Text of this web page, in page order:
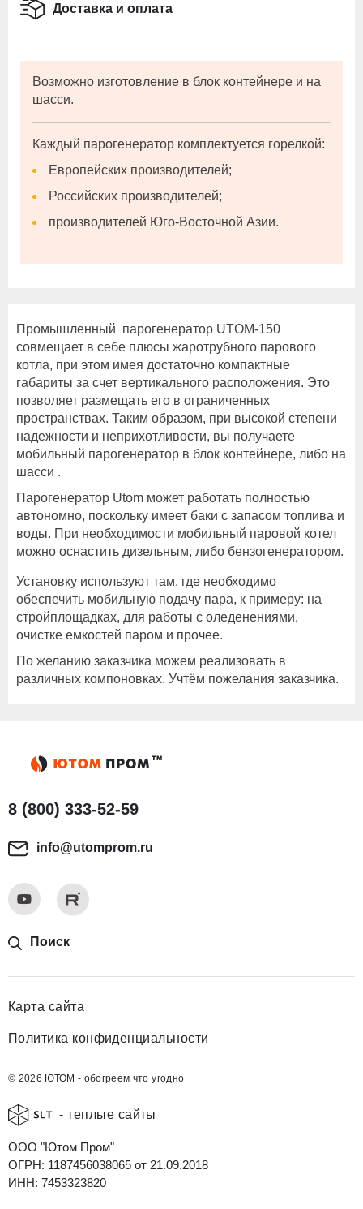
Доставка и оплата
Возможно изготовление в блок контейнере и на
шасси.
Каждый парогенератор комплектуется горелкой:
Европейских производителей;
Российских производителей;
производителей Юго-Восточной Азии.
Промышленный парогенератор UTOM-150
совмещает в себе плюсы жаротрубного парового
котла, при этом имея достаточно компактные
габариты за счет вертикального расположения. Это
позволяет размещать его в ограниченных
пространствах. Таким образом, при высокой степени
надежности и неприхотливости, вы получаете
мобильный парогенератор в блок контейнере, либо на
шасси .
Парогенератор Utom может работать полностью
автономно, поскольку имеет баки с запасом топлива и
воды. При необходимости мобильный паровой котел
можно оснастить дизельным, либо бензогенератором.
Установку используют там, где необходимо
обеспечить мобильную подачу пара, к примеру: на
стройплощадках, для работы с оледенениями,
очистке емкостей паром и прочее.
По желанию заказчика можем реализовать в
различных компоновках. Учтём пожелания заказчика.
8 (800) 333-52-59
info@utomprom.ru
Поиск
Карта сайта
Политика конфиденциальности
© 2026 ЮТОМ - обогреем что угодно
- теплые сайты
ООО "Ютом Пром"
ОГРН: 1187456038065 от 21.09.2018
ИНН: 7453323820